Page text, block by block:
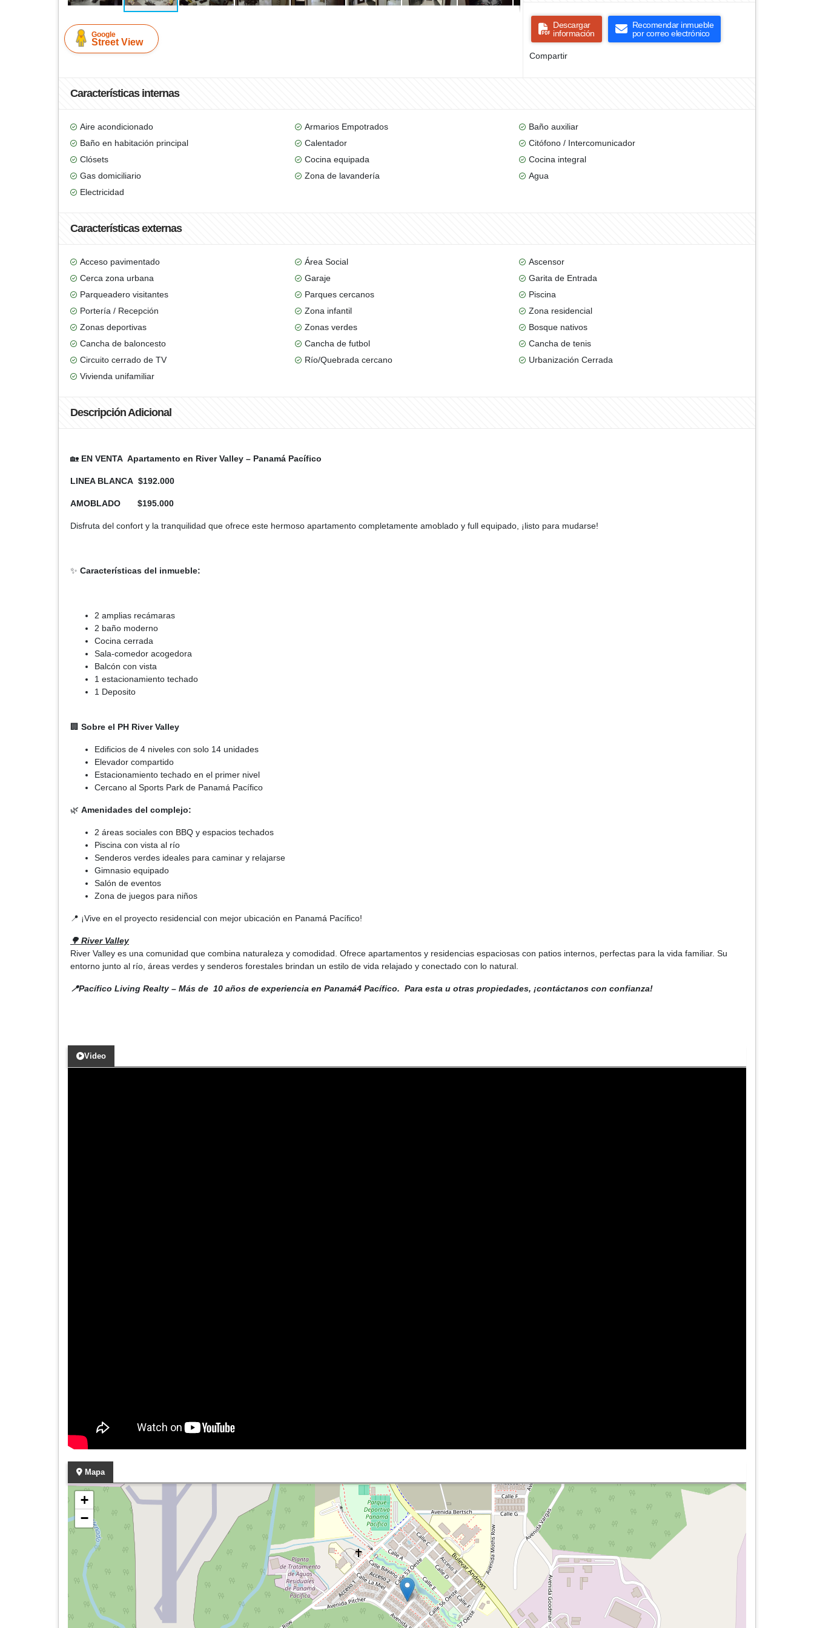
Google
Street View
Descargar
información
Recomendar inmueble
por correo electrónico
Compartir
Características internas
Aire acondicionado Armarios Empotrados
Baño auxiliar
Baño en habitación principal
Calentador
Citófono / Intercomunicador
Clósets
Cocina equipada
Cocina integral
Gas domiciliario
Zona de lavandería
Agua
Electricidad
Características externas
Acceso pavimentado Área Social
Ascensor
Cerca zona urbana
Garaje
Garita de Entrada
Parqueadero visitantes
Parques cercanos
Piscina
Portería / Recepción
Zona infantil
Zona residencial
Zonas deportivas
Zonas verdes
Bosque nativos
Cancha de baloncesto
Cancha de futbol
Cancha de tenis
Circuito cerrado de TV
Río/Quebrada cercano
Urbanización Cerrada
Vivienda unifamiliar
Descripción Adicional
🏡 EN VENTA Apartamento en River Valley – Panamá Pacífico
LINEA BLANCA $192.000
AMOBLADO $195.000
Disfruta del confort y la tranquilidad que ofrece este hermoso apartamento completamente amoblado y full equipado, ¡listo para mudarse!
✨ Características del inmueble:
2 amplias recámaras
2 baño moderno
Cocina cerrada
Sala-comedor acogedora
Balcón con vista
1 estacionamiento techado
1 Deposito
🏢 Sobre el PH River Valley
Edificios de 4 niveles con solo 14 unidades
Elevador compartido
Estacionamiento techado en el primer nivel
Cercano al Sports Park de Panamá Pacífico
🌿 Amenidades del complejo:
2 áreas sociales con BBQ y espacios techados
Piscina con vista al río
Senderos verdes ideales para caminar y relajarse
Gimnasio equipado
Salón de eventos
Zona de juegos para niños
📍 ¡Vive en el proyecto residencial con mejor ubicación en Panamá Pacífico!
🌳 River Valley
River Valley es una comunidad que combina naturaleza y comodidad. Ofrece apartamentos y residencias espaciosas con patios internos, perfectas para la vida familiar. Su
entorno junto al río, áreas verdes y senderos forestales brindan un estilo de vida relajado y conectado con lo natural.
📍Pacífico Living Realty – Más de 10 años de experiencia en Panamá4 Pacífico. Para esta u otras propiedades, ¡contáctanos con confianza!
Video
Mapa
+
−